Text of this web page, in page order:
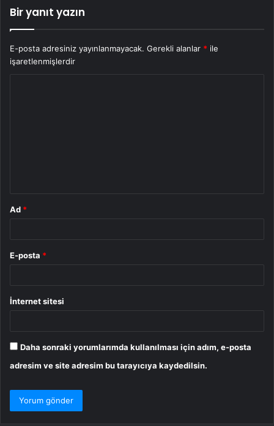
Bir yanıt yazın
E-posta adresiniz yayınlanmayacak. Gerekli alanlar * ile
işaretlenmişlerdir
Ad *
E-posta *
İnternet sitesi
Daha sonraki yorumlarımda kullanılması için adım, e-posta
adresim ve site adresim bu tarayıcıya kaydedilsin.